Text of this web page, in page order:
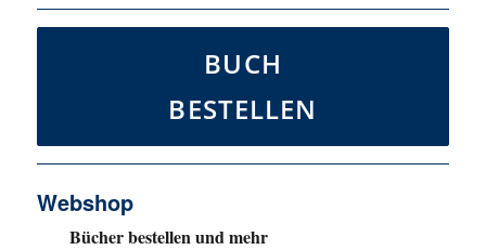
BUCH
BESTELLEN
Webshop
Bücher bestellen und mehr